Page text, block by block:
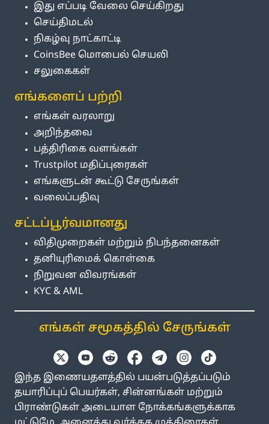
இது எப்படி வேலை செய்கிறது
செய்திமடல்
நிகழ்வு நாட்காட்டி
CoinsBee மொபைல் செயலி
சலுகைகள்
எங்களைப் பற்றி
எங்கள் வரலாறு
அறிந்தவை
பத்திரிகை வளங்கள்
Trustpilot மதிப்புரைகள்
எங்களுடன் கூட்டு சேருங்கள்
வலைப்பதிவு
சட்டப்பூர்வமானது
விதிமுறைகள் மற்றும் நிபந்தனைகள்
தனியுரிமைக் கொள்கை
நிறுவன விவரங்கள்
KYC & AML
எங்கள் சமூகத்தில் சேருங்கள்
இந்த இணையதளத்தில் பயன்படுத்தப்படும்
தயாரிப்புப் பெயர்கள், சின்னங்கள் மற்றும்
பிராண்டுகள் அடையாள நோக்கங்களுக்காக